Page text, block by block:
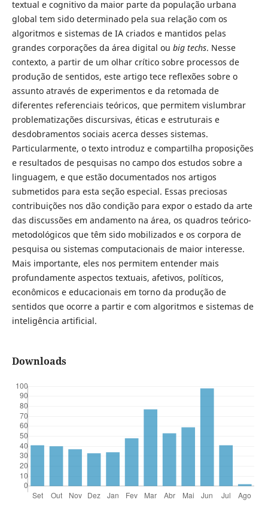
textual e cognitivo da maior parte da população urbana
global tem sido determinado pela sua relação com os
algoritmos e sistemas de IA criados e mantidos pelas
grandes corporações da área digital ou big techs. Nesse
contexto, a partir de um olhar crítico sobre processos de
produção de sentidos, este artigo tece reflexões sobre o
assunto através de experimentos e da retomada de
diferentes referenciais teóricos, que permitem vislumbrar
problematizações discursivas, éticas e estruturais e
desdobramentos sociais acerca desses sistemas.
Particularmente, o texto introduz e compartilha proposições
e resultados de pesquisas no campo dos estudos sobre a
linguagem, e que estão documentados nos artigos
submetidos para esta seção especial. Essas preciosas
contribuições nos dão condição para expor o estado da arte
das discussões em andamento na área, os quadros teórico-
metodológicos que têm sido mobilizados e os corpora de
pesquisa ou sistemas computacionais de maior interesse.
Mais importante, eles nos permitem entender mais
profundamente aspectos textuais, afetivos, políticos,
econômicos e educacionais em torno da produção de
sentidos que ocorre a partir e com algoritmos e sistemas de
inteligência artificial.
Downloads